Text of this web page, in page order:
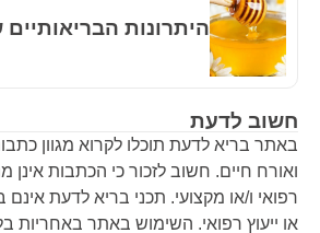
חשוב לדעת
באתר בריא לדעת תוכלו לקרוא מגוון
ואורח חיים. חשוב לזכור כי הכתבות אינן
רפואי ו/או מקצועי. תכני בריא לדעת
או ייעוץ רפואי. השימוש באתר באחריות
היתרונות